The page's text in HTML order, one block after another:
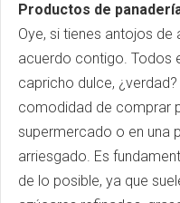
Productos de
Oye, si tienes antojos
acuerdo contigo. Todos
capricho dulce,
comodidad de comprar
supermercado o en una
arriesgado. Es
de lo posible, ya que